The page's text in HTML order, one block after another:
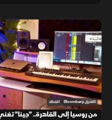
الشرق Bloomberg اقتصاد
من روسيا إلى القاهرة.. "جينا"